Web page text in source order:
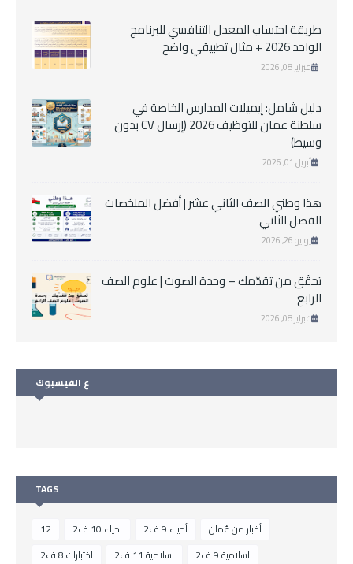
طريقة احتساب المعدل التنافسي للبرنامج
الواحد 2026 + مثال تطبيقي واضح
فبراير 08, 2026
دليل شامل: إيميلات المدارس الخاصة في
سلطنة عمان للتوظيف 2026 (إرسال CV بدون
وسيط)
أبريل 01, 2026
هذا وطني الصف الثاني عشر | أفضل الملخصات
الفصل الثاني
يونيو 26, 2026
تحقّق من تقدّمك – وحدة الصوت | علوم الصف
الرابع
فبراير 08, 2026
ع الفيسبوك
TAGS
12 احياء 10 ف2 أحياء 9 ف2
أخبار من عُمان
اختبارات 8 ف2
اسلامية 11 ف2
اسلامية 9 ف2